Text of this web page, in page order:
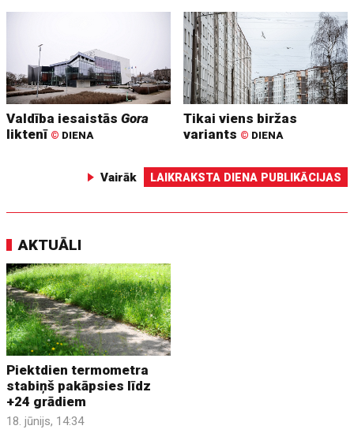
Valdība iesaistāsGora
liktenī © DIENA
Tikai viens biržas
variants © DIENA
Vairāk LAIKRAKSTA DIENA PUBLIKĀCIJAS
AKTUĀLI
Piektdien termometra
stabiņš pakāpsies līdz
+24 grādiem
18. jūnijs, 14:34